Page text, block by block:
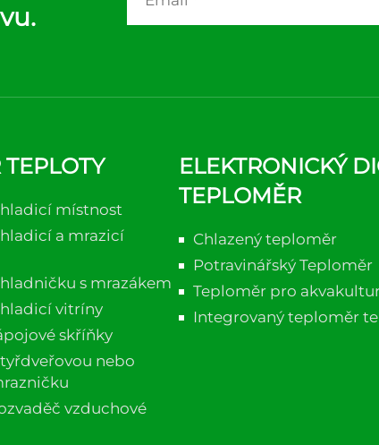
místnost
a mrazicí
s mrazákem
vitríny
skříňky
nebo
vzduchové
ELEKTRONICKÝ
TEPLOMĚR
Chlazený teploměr
Potravinářský Teploměr
Teploměr pro
Integrovaný teploměr